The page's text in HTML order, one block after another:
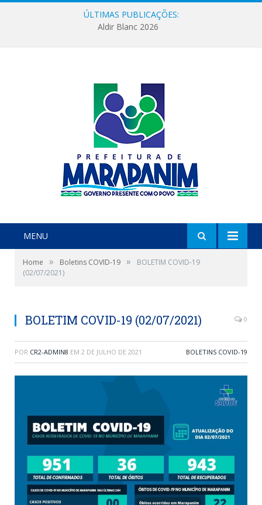
ÚLTIMAS PUBLICAÇÕES:
Aldir Blanc 2026
MENU
Home » Boletins COVID-19 »
BOLETIM COVID-19
(02/07/2021)
BOLETIM COVID-19 (02/07/2021) 0
POR CR2-ADMIN8 EM 2 DE JULHO DE 2021 BOLETINS COVID-19